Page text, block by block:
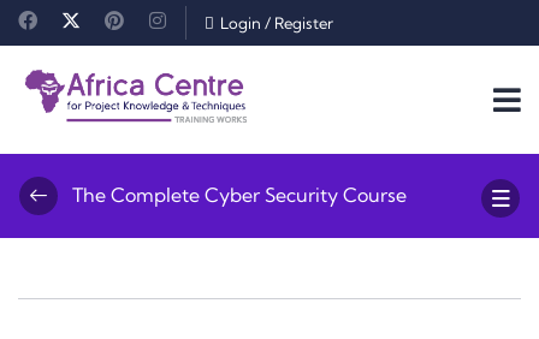
Login / Register
The Complete Cyber Security Course